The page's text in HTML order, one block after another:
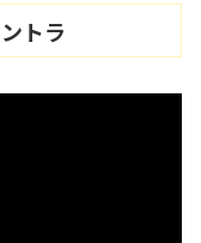
トラ